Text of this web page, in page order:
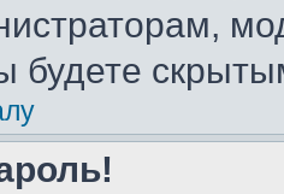
будете